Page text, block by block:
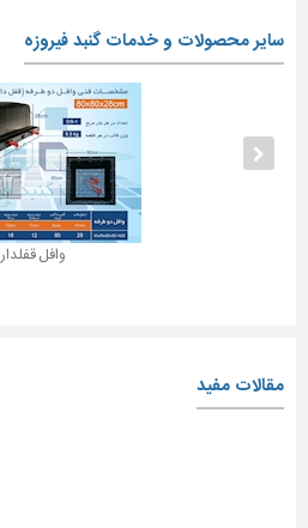
سایر محصولات و خدمات گنبد فیروزه
وافل قفلدار
مقالات مفید